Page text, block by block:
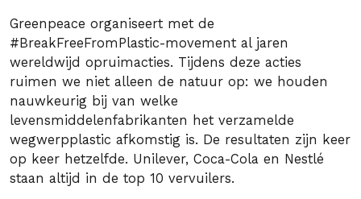
Greenpeace organiseert met de
#BreakFreeFromPlastic-movement al jaren
wereldwijd opruimacties. Tijdens deze acties
ruimen we niet alleen de natuur op: we houden
nauwkeurig bij van welke
levensmiddelenfabrikanten het verzamelde
wegwerpplastic afkomstig is. De resultaten zijn keer
op keer hetzelfde. Unilever, Coca-Cola en Nestlé
staan altijd in de top 10 vervuilers.